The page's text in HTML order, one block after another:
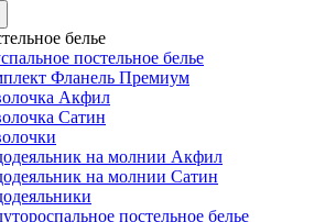
белье
постельное белье
Фланель Премиум
Акфил
Сатин
на молнии Акфил
на молнии Сатин
постельное белье